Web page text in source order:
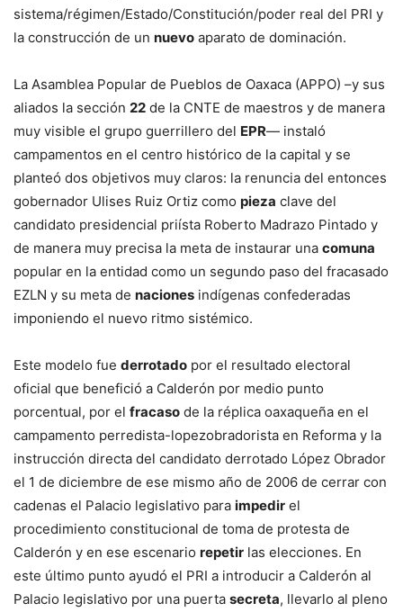
sistema/régimen/Estado/Constitución/poder real del PRI y
la construcción de un nuevo aparato de dominación.
La Asamblea Popular de Pueblos de Oaxaca (APPO) –y sus
aliados la sección 22 de la CNTE de maestros y de manera
muy visible el grupo guerrillero del EPR— instaló
campamentos en el centro histórico de la capital y se
planteó dos objetivos muy claros: la renuncia del entonces
gobernador Ulises Ruiz Ortiz como pieza clave del
candidato presidencial priísta Roberto Madrazo Pintado y
de manera muy precisa la meta de instaurar una comuna
popular en la entidad como un segundo paso del fracasado
EZLN y su meta de naciones indígenas confederadas
imponiendo el nuevo ritmo sistémico.
Este modelo fue derrotado por el resultado electoral
oficial que benefició a Calderón por medio punto
porcentual, por el fracaso de la réplica oaxaqueña en el
campamento perredista-lopezobradorista en Reforma y la
instrucción directa del candidato derrotado López Obrador
el 1 de diciembre de ese mismo año de 2006 de cerrar con
cadenas el Palacio legislativo para impedir el
procedimiento constitucional de toma de protesta de
Calderón y en ese escenario repetir las elecciones. En
este último punto ayudó el PRI a introducir a Calderón al
Palacio legislativo por una puerta secreta, llevarlo al pleno